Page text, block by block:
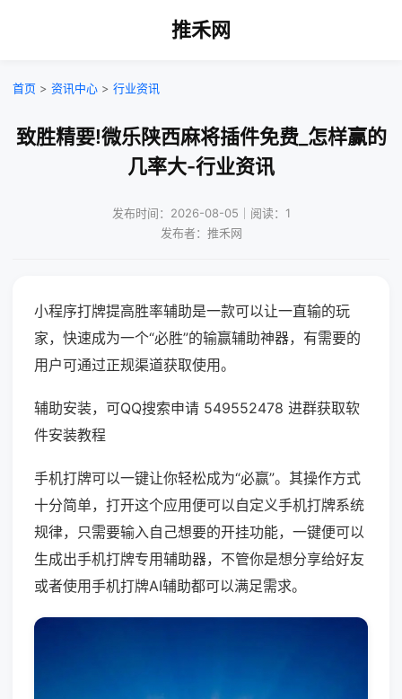
推禾网
首页 > 资讯中心 > 行业资讯
致胜精要!微乐陕西麻将插件免费_怎样赢的
几率大-行业资讯
发布时间：2026-08-05｜阅读：1
发布者：推禾网
小程序打牌提高胜率辅助是一款可以让一直输的玩
家，快速成为一个“必胜”的输赢辅助神器，有需要的
用户可通过正规渠道获取使用。
辅助安装，可QQ搜索申请 549552478 进群获取软
件安装教程
手机打牌可以一键让你轻松成为“必赢”。其操作方式
十分简单，打开这个应用便可以自定义手机打牌系统
规律，只需要输入自己想要的开挂功能，一键便可以
生成出手机打牌专用辅助器，不管你是想分享给好友
或者使用手机打牌AI辅助都可以满足需求。